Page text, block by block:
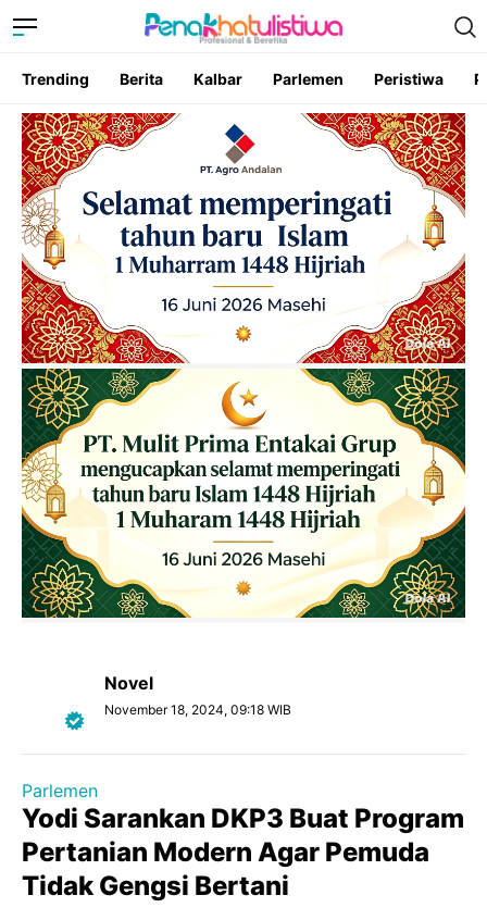
Trending Berita Kalbar Parlemen Peristiwa
Novel
November 18, 2024, 09:18 WIB
Parlemen
Yodi Sarankan DKP3 Buat Program
Pertanian Modern Agar Pemuda
Tidak Gengsi Bertani